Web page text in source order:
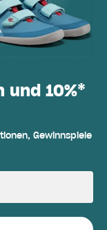
10%*
Gewinnspiele